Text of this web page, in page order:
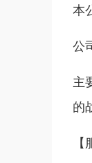
本
公
主
的